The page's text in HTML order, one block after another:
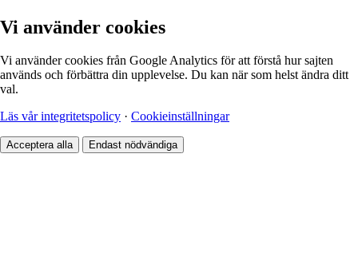
Vi använder cookies
Vi använder cookies från Google Analytics för att förstå hur sajten
används och förbättra din upplevelse. Du kan när som helst ändra ditt
val.
Läs vår integritetspolicy · Cookieinställningar
Acceptera alla Endast nödvändiga